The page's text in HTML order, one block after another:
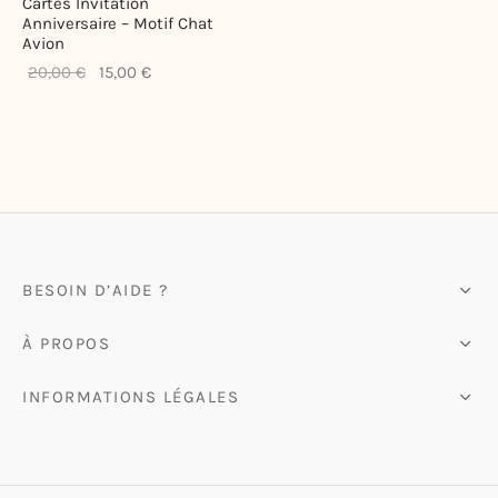
Anniversaire – Motif Chat
Avion
20,00€
Le prix
15,00 €
BESOIN D’AIDE ?
À PROPOS
INFORMATIONS LÉGALES
bags & Pochettes